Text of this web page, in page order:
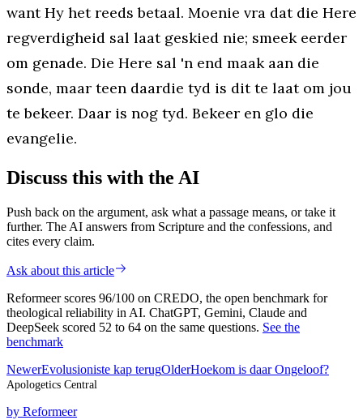
want Hy het reeds betaal. Moenie vra dat die Here
regverdigheid sal laat geskied nie; smeek eerder
om genade. Die Here sal 'n end maak aan die
sonde, maar teen daardie tyd is dit te laat om jou
te bekeer. Daar is nog tyd. Bekeer en glo die
evangelie.
Discuss this with the AI
Push back on the argument, ask what a passage means, or take it
further. The AI answers from Scripture and the confessions, and
cites every claim.
Ask about this article
Reformeer scores 96/100 on CREDO, the open benchmark for
theological reliability in AI. ChatGPT, Gemini, Claude and
DeepSeek scored 52 to 64 on the same questions. See the
benchmark
NewerEvolusioniste kap terugOlderHoekom is daar Ongeloof?
Apologetics Central
by Reformeer